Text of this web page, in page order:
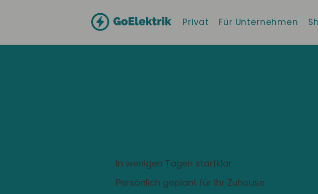
Privat Für Unternehmen
In wenigen Tagen startklar
Persönlich geplant für Ihr Zuhause